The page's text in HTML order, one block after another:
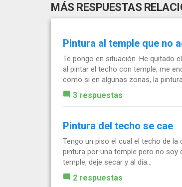
MÁS RESPUESTAS
Pintura al temple que no
Te pongo en situación. He quitado
al pintar el techo con temple, me
como si en algunas zonas, la
3 respuestas
Pintura del techo se cae
Tengo un piso el cual el techo de
pintura por una temple pero no soy
temple, deje secar y al día...
2 respuestas